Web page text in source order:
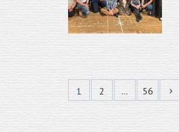
1 2 … 56